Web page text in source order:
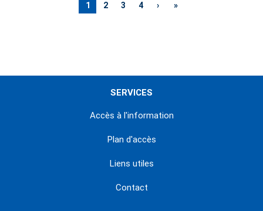
Page
1 Page
2 Page
3 Page
4
Page
›
Dernière
»
SERVICES
Accès à l'information
Plan d'accès
Liens utiles
Contact